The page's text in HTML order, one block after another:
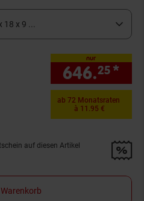
x 9 ...
nur
646.25 *
ab 72 Monatsraten
à 11.95 €
30€ Filialgutschein auf diesen Artikel
auf diesen Artikel